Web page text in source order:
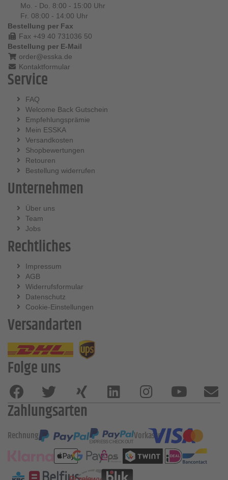
Mo. - Do. 8:00 - 15:00 Uhr
Fr. 08:00 - 14:00 Uhr
Bestellung per Fax
Fax +49 40 731036 50
Bestellung per E-Mail
order@esska.de
Kontaktformular
Service
FAQ
Welcome Back Gutschein
Empfehlungsprämie
Mein ESSKA
Versandkosten
Shopbewertungen
Retouren
Bestellung widerrufen
Unternehmen
Über uns
Team
Jobs
Rechtliches
Impressum
AGB
Widerrufsformular
Datenschutz
Cookie-Einstellungen
Versandarten
Folge uns
Zahlungsarten
Rechnung Vorkasse